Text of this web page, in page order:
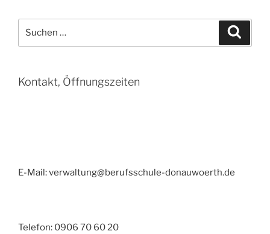
nach:
Kontakt, Öffnungszeiten
E-Mail: verwaltung@berufsschule-donauwoerth.de
Telefon: 0906 70 60 20